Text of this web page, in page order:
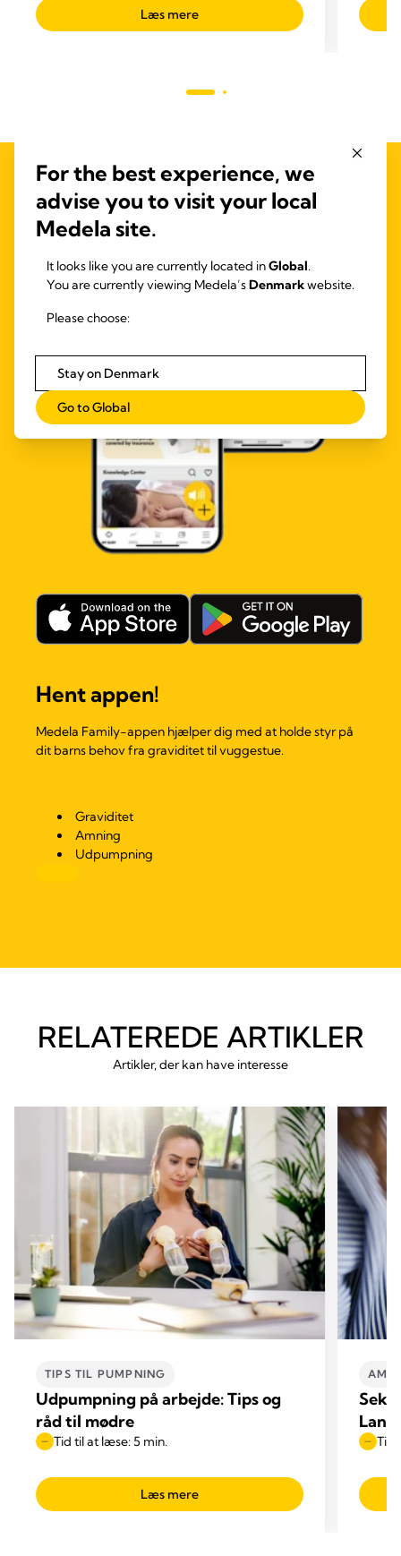
af
Læs mere
af
Hent appen!
Medela Family-appen hjælper dig med at holde styr på
dit barns behov fra graviditet til vuggestue.
Graviditet
Amning
Udpumpning
RELATEREDE ARTIKLER
Artikler, der kan have interesse
TIPS TIL PUMPNING
Udpumpning på arbejde: Tips og
råd til mødre
Tid til at læse: 5 min.
Læs mere
Seks
Tid
For the best experience, we
advise you to visit your local
Medela site.
It looks like you are currently located inGlobal.
You are currently viewing Medela’sDenmarkwebsite.
Please choose:
Stay on Denmark
Go to Global